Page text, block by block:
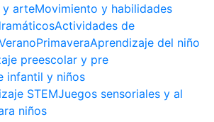
y arteMovimiento y habilidades
Actividades de
PrimaveraAprendizaje del niño
preescolar y pre
infantil y niños
STEMJuegos sensoriales y al
niños